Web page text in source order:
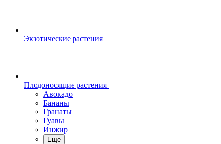
Экзотические растения
Плодоносящие растения
Авокадо
Бананы
Гранаты
Гуавы
Инжир
Еще